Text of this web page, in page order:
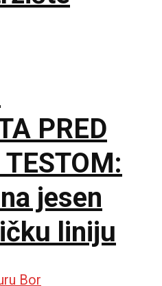
PRED
jesen
liniju